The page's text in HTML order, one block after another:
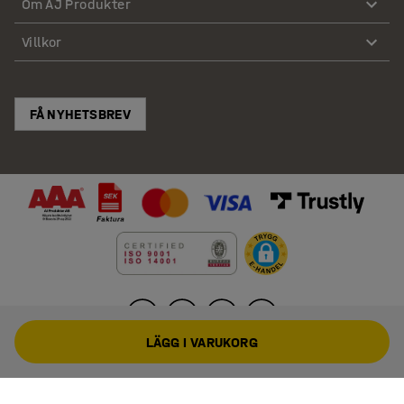
Om AJ Produkter
Villkor
FÅ NYHETSBREV
LÄGG I VARUKORG